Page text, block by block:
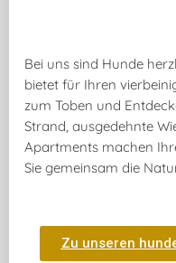
Bei uns sind Hunde
bietet für Ihren
zum Toben und
Strand, ausgedehnte
Apartments machen
Sie gemeinsam die
Zu unseren